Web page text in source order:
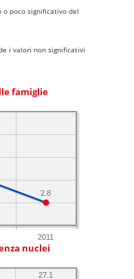
poco significativo del
i valori non significativi
famiglie
2011
2.8
nuclei
27.1